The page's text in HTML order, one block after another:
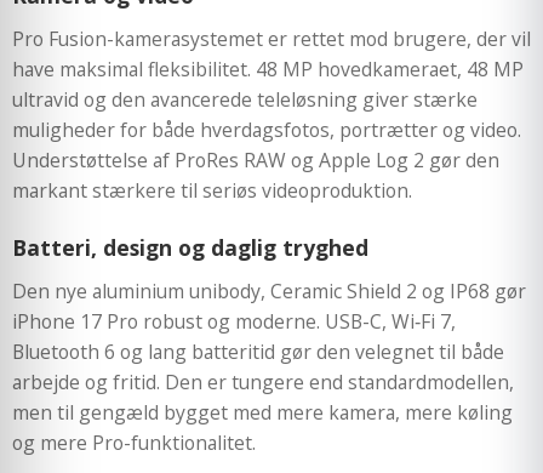
Pro Fusion-kamerasystemet er rettet mod brugere, der vil
have maksimal fleksibilitet. 48 MP hovedkameraet, 48 MP
ultravid og den avancerede teleløsning giver stærke
muligheder for både hverdagsfotos, portrætter og video.
Understøttelse af ProRes RAW og Apple Log 2 gør den
markant stærkere til seriøs videoproduktion.
Batteri, design og daglig tryghed
Den nye aluminium unibody, Ceramic Shield 2 og IP68 gør
iPhone 17 Pro robust og moderne. USB-C, Wi‑Fi 7,
Bluetooth 6 og lang batteritid gør den velegnet til både
arbejde og fritid. Den er tungere end standardmodellen,
men til gengæld bygget med mere kamera, mere køling
og mere Pro-funktionalitet.